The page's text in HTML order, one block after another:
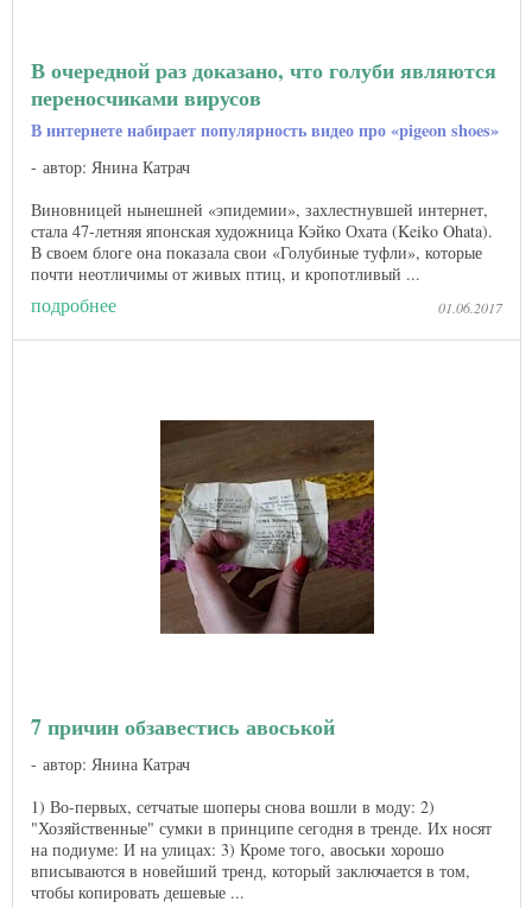
В очередной раз доказано, что голуби являются
переносчиками вирусов
В интернете набирает популярность видео про «pigeon shoes»
автор: Янина Катрач
Виновницей нынешней «эпидемии», захлестнувшей интернет,
стала 47-летняя японская художница Кэйко Охата (Keiko Ohata).
В своем блоге она показала свои «Голубиные туфли», которые
почти неотличимы от живых птиц, и кропотливый ...
подробнее 01.06.2017
7 причин обзавестись авоськой
автор: Янина Катрач
1) Во-первых, сетчатые шоперы снова вошли в моду: 2)
"Хозяйственные" сумки в принципе сегодня в тренде. Их носят
на подиуме: И на улицах: 3) Кроме того, авоськи хорошо
вписываются в новейший тренд, который заключается в том,
чтобы копировать дешевые ...